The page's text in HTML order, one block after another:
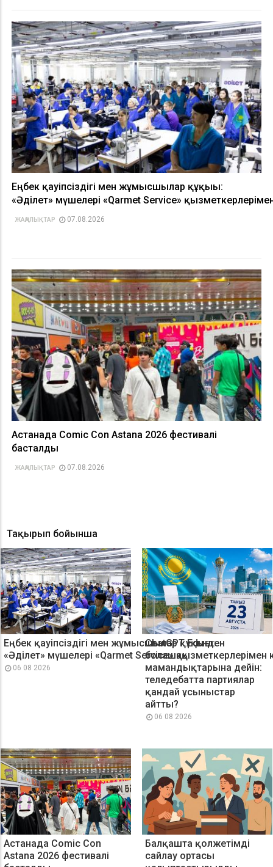
Еңбек қауіпсіздігі мен жұмысшылар құқығы:
«Әділет» мүшелері «Qarmet Service»
ЖАҢАЛЫҚТАР 07.08.2026
Астанада Comic Con Astana 2026 фестивалі
басталды
ЖАҢАЛЫҚТАР 07.08.2026
Тақырып бойынша
Еңбек қауіпсіздігі мен жұмысшылар құқығы:
«Әділет» мүшелері «Qarmet Service» қызметкерлерімен
06 08 2026
ChatGPT Edu-ден
болашақ
мамандықтарына дейін:
теледебатта партиялар
қандай ұсыныстар
айтты?
06 08 2026
Астанада Comic Con
Astana 2026 фестивалі
Балқашта қолжетімді
сайлау ортасы